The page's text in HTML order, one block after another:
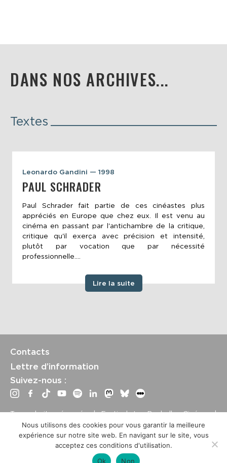
DANS NOS ARCHIVES...
Textes
Leonardo Gandini — 1998
PAUL SCHRADER
Paul Schrader fait partie de ces cinéastes plus
appréciés en Europe que chez eux. Il est venu au
cinéma en passant par l'antichambre de la critique,
critique qu'il exerça avec précision et intensité,
plutôt par vocation que par nécessité
professionnelle....
Lire la suite
Contacts
Lettre d’information
Suivez-nous :
Tous droits réservés | Festival La Rochelle Cinéma |
International Film Festival – Mentions légales –Conditions
générales de vente
Crédits site : Marine Breton, design ;Etienne Delcambre,
développement et mise à jour
Nous utilisons des cookies pour vous garantir la meilleure
expérience sur notre site web. En navigant sur le site, vous
acceptez ces conditions d'utilisation.
Ok
Non